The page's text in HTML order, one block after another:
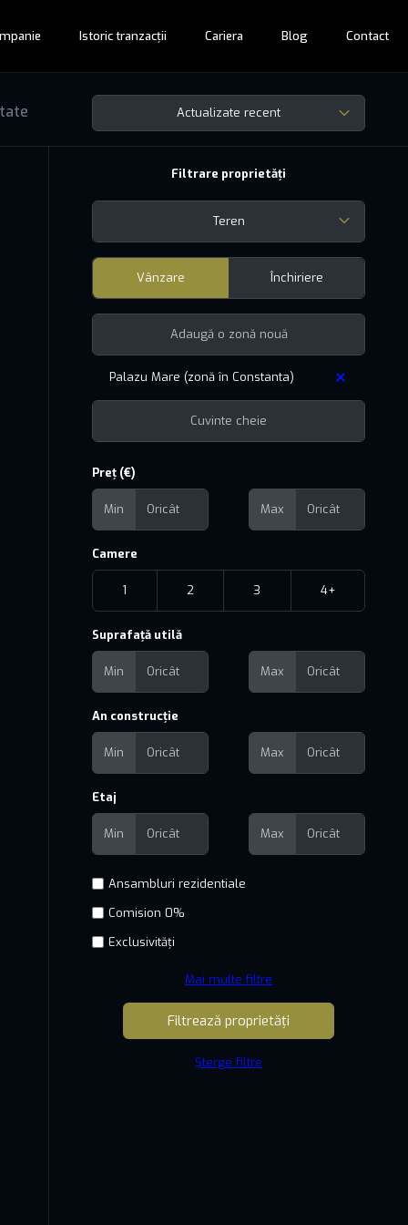
Istoric tranzacții Cariera Blog Contact
Actualizate recent
Filtrare proprietăți
Teren
Vânzare Închiriere
Palazu Mare (zonă în Constanta)
Preț (€)
Min Max
Camere
1 2 3 4+
Suprafață utilă
Min Max
An construcție
Min Max
Etaj
Min Max
Comision 0%
Exclusivități
Mai multe filtre
Șterge filtre